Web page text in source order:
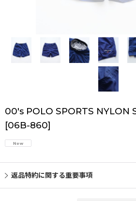
00's POLO SPORTS NYLON
[06B-860]
返品特約に関する重要事項